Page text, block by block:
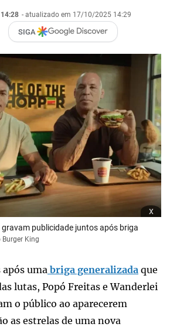
- atualizado em 17/10/2025 14:29
SIGA
x
gravam publicidade juntos após briga
King
uma briga generalizada que
lutas, Popó Freitas e Wanderlei
o público ao aparecerem
as estrelas de uma nova